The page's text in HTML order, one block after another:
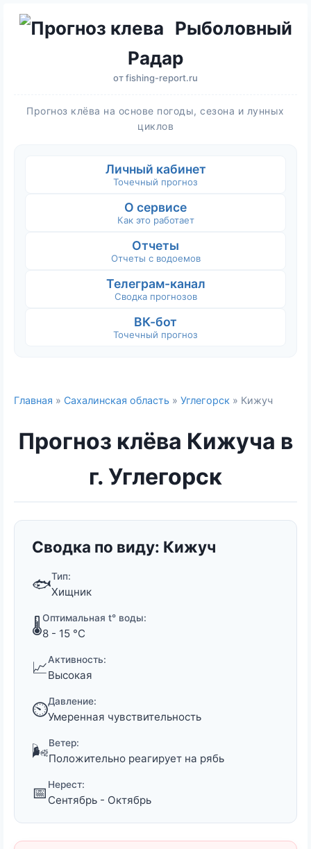
Рыболовный
Радар
отfishing-report.ru
Прогноз клёва на основе погоды, сезона и лунных
циклов
Личный кабинет
Точечный прогноз
О сервисе
Как это работает
Отчеты
Отчеты с водоемов
Телеграм-канал
Сводка прогнозов
ВК-бот
Точечный прогноз
Главная » Сахалинская область » Углегорск » Кижуч
Прогноз клёва Кижуча в
г. Углегорск
Сводка по виду: Кижуч
🐟Тип:
Хищник
🌡️Оптимальная t° воды:
8 - 15 °C
📈Активность:
Высокая
⏲️Давление:
Умеренная чувствительность
🌬️Ветер:
Положительно реагирует на рябь
📅 Нерест:
Сентябрь - Октябрь